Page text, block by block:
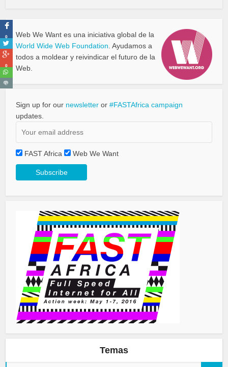
Web We Want es una iniciativa global de la
World Wide Web Foundation . Ayudamos a
todos a moldear y reivindicar el futuro de la
Web.
Sign up for our newsletter or#FASTAfrica campaign
updates.
FAST Africa Web We Want
Temas
0
0